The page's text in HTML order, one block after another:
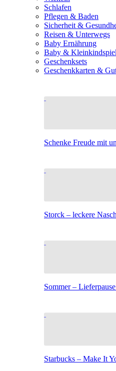
Schlafen
Pflegen & Baden
Sicherheit &
Reisen & Unterwegs
Baby Ernährung
Baby &
Geschenksets
Geschenkkarten &
Schenke Freude mit
Storck – leckere
Sommer –
Starbucks – Make It